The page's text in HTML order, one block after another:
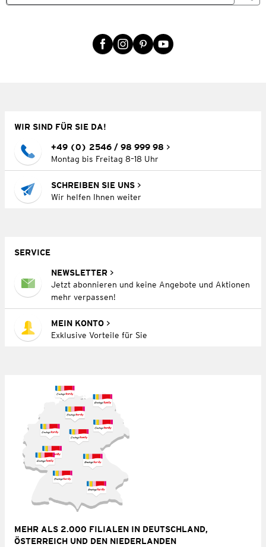
WIR SIND FÜR SIE DA!
+49 (0) 2546 / 98 999 98
Montag bis Freitag 8–18 Uhr
SCHREIBEN SIE UNS
Wir helfen Ihnen weiter
SERVICE
NEWSLETTER
Jetzt abonnieren und keine Angebote und Aktionen
mehr verpassen!
MEIN KONTO
Exklusive Vorteile für Sie
MEHR ALS 2.000 FILIALEN IN DEUTSCHLAND,
ÖSTERREICH UND DEN NIEDERLANDEN